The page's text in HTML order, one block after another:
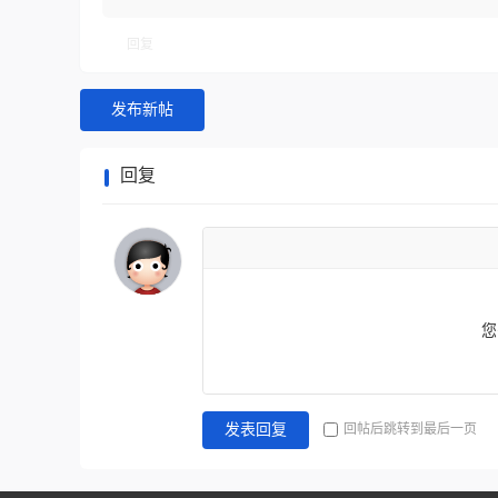
发布新帖
回复
发表回复 回帖后跳转到最后一页